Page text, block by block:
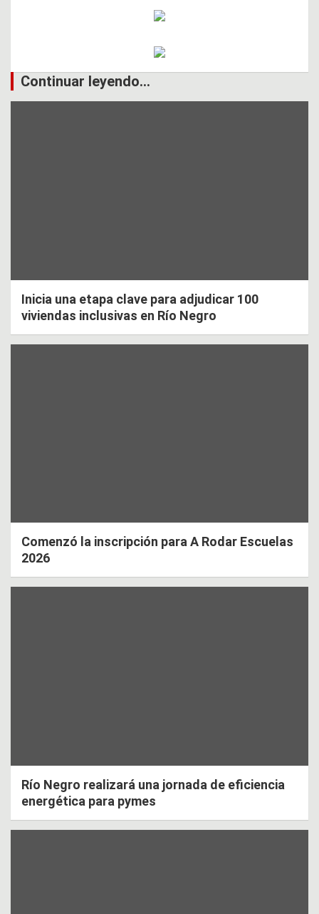
Continuar leyendo...
Inicia una etapa clave para adjudicar 100
viviendas inclusivas en Río Negro
Comenzó la inscripción para A Rodar Escuelas
2026
Río Negro realizará una jornada de eficiencia
energética para pymes